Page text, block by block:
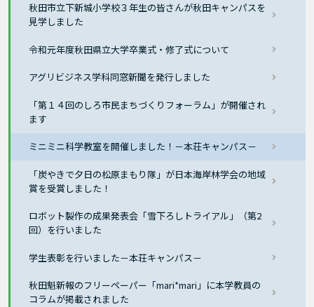
秋田市立下新城小学校３年生の皆さんが秋田キャンパスを
見学しました
令和元年度秋田県立大学卒業式・修了式について
アグリビジネス学科同窓新聞を発行しました
「第１４回のしろ市民まちづくりフォーラム」が開催され
ます
ミニミニ科学教室を開催しました！－本荘キャンパス－
「炭やきで夕日の松原まもり隊」が日本海岸林学会の地域
賞を受賞しました！
ロボット製作の成果発表会「雪下ろしトライアル」（第2
回）を行いました
学生表彰を行いました－本荘キャンパス－
秋田魁新報のフリーペーパー「mari*mari」に本学教員の
コラムが掲載されました